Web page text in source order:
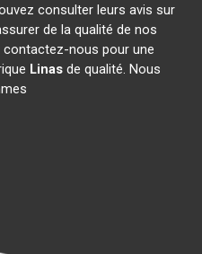
consulter leurs avis sur
de la qualité de nos
nous pour une
Linas de qualité. Nous